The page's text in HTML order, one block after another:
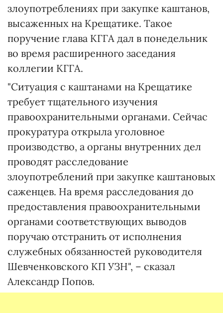
злоупотреблениях при закупке каштанов,
высаженных на Крещатике. Такое
поручение глава КГГА дал в понедельник
во время расширенного заседания
коллегии КГГА.
"Ситуация с каштанами на Крещатике
требует тщательного изучения
правоохранительными органами. Сейчас
прокуратура открыла уголовное
производство, а органы внутренних дел
проводят расследование
злоупотреблений при закупке каштановых
саженцев. На время расследования до
предоставления правоохранительными
органами соответствующих выводов
поручаю отстранить от исполнения
служебных обязанностей руководителя
Шевченковского КП УЗН", – сказал
Александр Попов.